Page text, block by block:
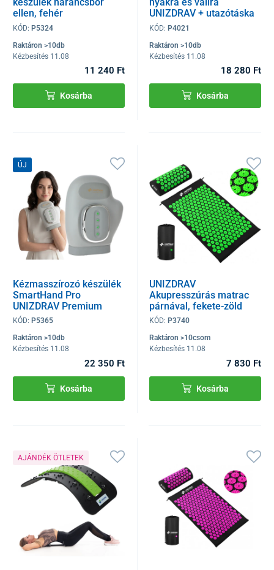
ellen, fehér
KÓD: P5324
Raktáron >10db
Kézbesítés 11.08
11 240 Ft
Kosárba
UNIZDRAV + utazótáska
KÓD:P4021
Raktáron >10db
Kézbesítés 11.08
18 280 Ft
Kosárba
ÚJ
Kézmasszírozó készülék
SmartHand Pro
UNIZDRAV Premium
KÓD: P5365
Raktáron >10db
Kézbesítés 11.08
22 350 Ft
Kosárba
UNIZDRAV
Akupresszúrás matrac
párnával, fekete-zöld
KÓD: P3740
Raktáron >10csom
Kézbesítés 11.08
7 830 Ft
Kosárba
AJÁNDÉK ÖTLETEK